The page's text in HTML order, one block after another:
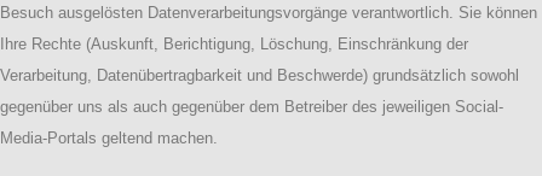
Besuch ausgelösten Datenverarbeitungsvorgänge verantwortlich. Sie können
Ihre Rechte (Auskunft, Berichtigung, Löschung, Einschränkung der
Verarbeitung, Datenübertragbarkeit und Beschwerde) grundsätzlich sowohl
gegenüber uns als auch gegenüber dem Betreiber des jeweiligen Social-
Media-Portals geltend machen.